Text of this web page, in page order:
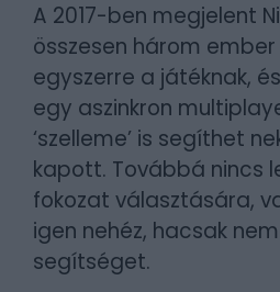
A 2017-ben megjelent
összesen három
egyszerre a játéknak,
egy aszinkron
‘szelleme’ is segíthet
kapott. Továbbá nincs
fokozat választására,
igen nehéz, hacsak
segítséget.